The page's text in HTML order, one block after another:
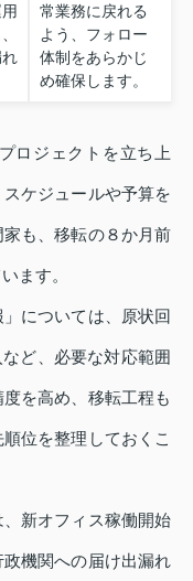
常業務に戻れる
よう、フォロー
体制をあらかじ
め確保します。
ロジェクトを立ち上
ケジュールや予算を
も、移転の８か月前
ます。
については、原状回
ど、必要な対応範囲
を高め、移転工程も
位を整理しておくこ
新オフィス稼働開始
機関への届け出漏れ